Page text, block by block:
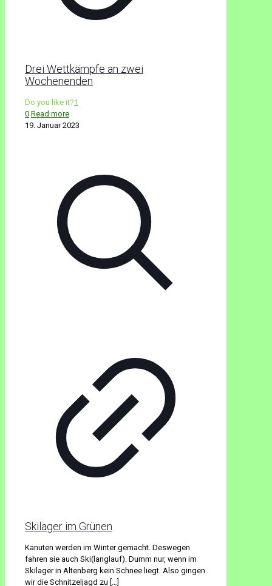
Drei Wettkämpfe an zwei
Wochenenden
Do you like it?1
0 Read more
19. Januar 2023
Skilager im Grünen
Kanuten werden im Winter gemacht. Deswegen
fahren sie auch Ski(langlauf). Dumm nur, wenn im
Skilager in Altenberg kein Schnee liegt. Also gingen
wir die Schnitzeljagd zu